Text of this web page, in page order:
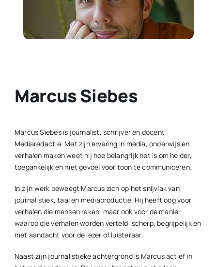
Marcus Siebes
Marcus Siebes is journalist, schrijver en docent
Mediaredactie. Met zijn ervaring in media, onderwijs en
verhalen maken weet hij hoe belangrijk het is om helder,
toegankelijk en met gevoel voor toon te communiceren.
In zijn werk beweegt Marcus zich op het snijvlak van
journalistiek, taal en mediaproductie. Hij heeft oog voor
verhalen die mensen raken, maar ook voor de manier
waarop die verhalen worden verteld: scherp, begrijpelijk en
met aandacht voor de lezer of luisteraar.
Naast zijn journalistieke achtergrond is Marcus actief in